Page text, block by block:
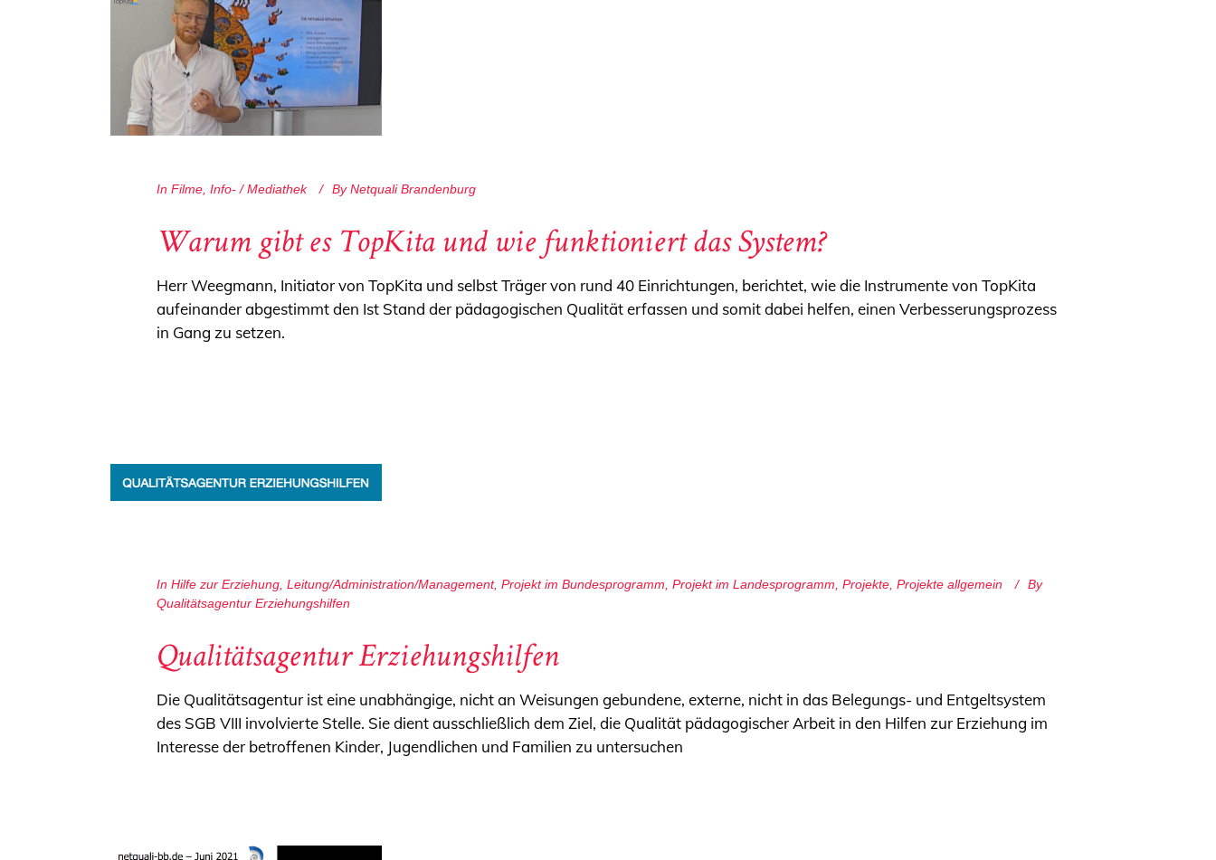
In Filme, Info- / Mediathek By Netquali Brandenburg
Warum gibt es TopKita und wie funktioniert das System?
Herr Weegmann, Initiator von TopKita und selbst Träger von rund 40 Einrichtungen, berichtet, wie die Instrumente von TopKita
aufeinander abgestimmt den Ist Stand der pädagogischen Qualität erfassen und somit dabei helfen, einen Verbesserungsprozess
in Gang zu setzen.
In Hilfe zur Erziehung Leitung/Administration/Management, Projekt im Bundesprogramm Projekt im Landesprogramm Projekte Projekte allgemein
By
Qualitätsagentur Erziehungshilfen
Qualitätsagentur Erziehungshilfen
Die Qualitätsagentur ist eine unabhängige, nicht an Weisungen gebundene, externe, nicht in das Belegungs- und Entgeltsystem
des SGB VIII involvierte Stelle. Sie dient ausschließlich dem Ziel, die Qualität pädagogischer Arbeit in den Hilfen zur Erziehung im
Interesse der betroffenen Kinder, Jugendlichen und Familien zu untersuchen